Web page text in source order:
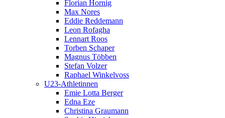
Florian Hornig
Max Nores
Eddie Reddemann
Leon Rofagha
Lennart Roos
Torben Schaper
Magnus Többen
Stefan Volzer
Raphael Winkelvoss
U23-Athletinnen
Emie Lotta Berger
Edna Eze
Christina Graumann